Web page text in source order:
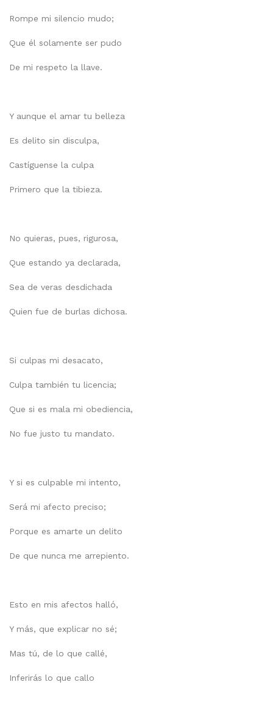
Rompe mi silencio mudo;
Que él solamente ser pudo
De mi respeto la llave.
Y aunque el amar tu belleza
Es delito sin disculpa,
Castíguense la culpa
Primero que la tibieza.
No quieras, pues, rigurosa,
Que estando ya declarada,
Sea de veras desdichada
Quien fue de burlas dichosa.
Si culpas mi desacato,
Culpa también tu licencia;
Que si es mala mi obediencia,
No fue justo tu mandato.
Y si es culpable mi intento,
Será mi afecto preciso;
Porque es amarte un delito
De que nunca me arrepiento.
Esto en mis afectos halló,
Y más, que explicar no sé;
Mas tú, de lo que callé,
Inferirás lo que callo